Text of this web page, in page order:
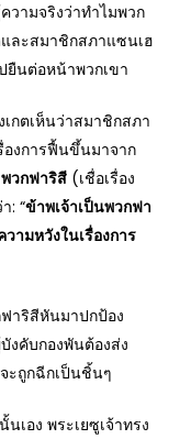
วามจริงว่าทำไมพวก
และสมาชิกสภาแซนเฮ
ยืนต่อหน้าพวกเขา
กตเห็นว่าสมาชิกสภา
องการฟื้นขึ้นมาจาก
พวกฟาริสี (เชื่อเรื่อง
: “ข้าพเจ้าเป็นพวกฟา
ามหวังในเรื่องการ
าริสีหันมาปกป้อง
งคับกองพันต้องส่ง
ะถูกฉีกเป็นชิ้นๆ
เอง พระเยซูเจ้าทรง